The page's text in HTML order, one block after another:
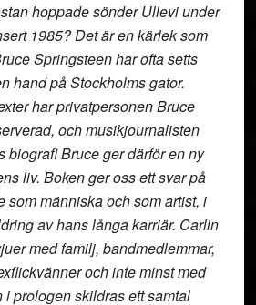
hoppade sönder Ullevi under
1985? Det är en kärlek som
Springsteen har ofta setts
hand på Stockholms gator.
har privatpersonen Bruce
och musikjournalisten
biografi Bruce ger därför en ny
liv. Boken ger oss ett svar på
som människa och som artist, i
av hans långa karriär. Carlin
med familj, bandmedlemmar,
och inte minst med
i prologen skildras ett samtal